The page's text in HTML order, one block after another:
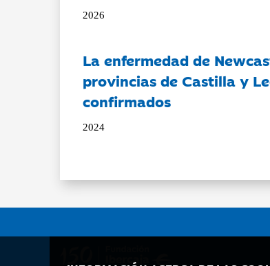
2026
La enfermedad de
provincias de Castilla y
confirmados
2024